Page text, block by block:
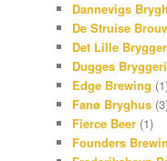
Dannevigs
De Struise
Det Lille
Dugges Bryggeri
Edge Brewing
Fanø Bryghus
Fierce Beer (1)
Founders